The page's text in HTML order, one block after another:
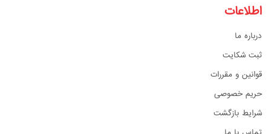
اطلاعات
درباره ما
ثبت شکایت
قوانین و مقررات
حریم خصوصی
شرایط بازگشت